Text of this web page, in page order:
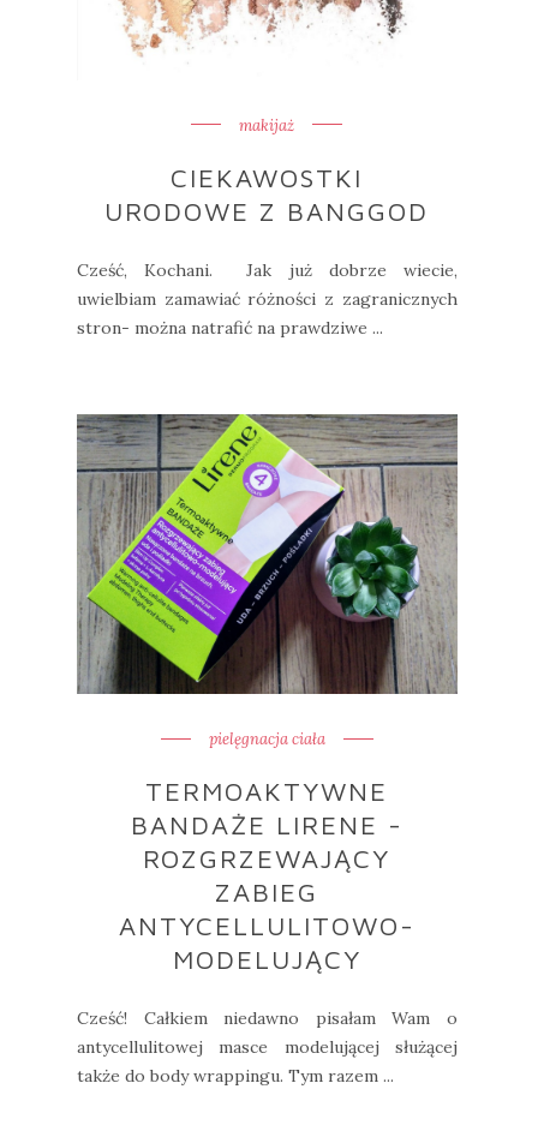
makijaż
CIEKAWOSTKI
URODOWE Z BANGGOD
Cześć, Kochani. Jak już dobrze wiecie,
uwielbiam zamawiać różności z zagranicznych
stron- można natrafić na prawdziwe ...
pielęgnacja ciała
TERMOAKTYWNE
BANDAŻE LIRENE -
ROZGRZEWAJĄCY
ZABIEG
ANTYCELLULITOWO-
MODELUJĄCY
Cześć! Całkiem niedawno pisałam Wam o
antycellulitowej masce modelującej służącej
także do body wrappingu. Tym razem ...